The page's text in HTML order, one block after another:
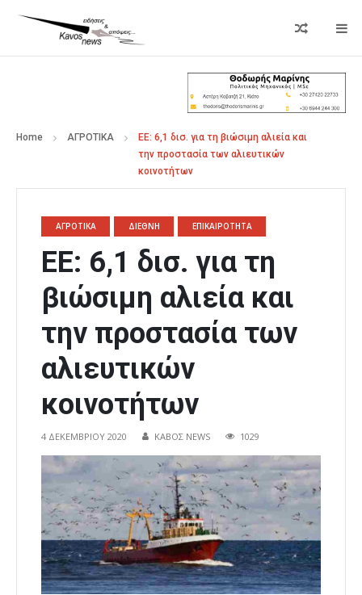
Home ΑΓΡΟΤΙΚΑ
ΕΕ: 6,1 δισ. για τη βιώσιμη αλιεία και
την προστασία των αλιευτικών
κοινοτήτων
ΑΓΡΟΤΙΚΑ ΔΙΕΘΝΗ ΕΠΙΚΑΙΡΟΤΗΤΑ
ΕΕ: 6,1 δισ. για τη
βιώσιμη αλιεία και
την προστασία των
αλιευτικών
κοινοτήτων
4 ΔΕΚΕΜΒΡΊΟΥ 2020 ΚΑΒΟΣ NEWS 1029